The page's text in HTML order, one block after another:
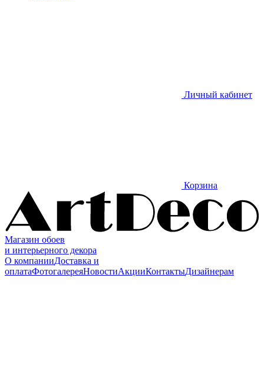
Личный кабинет
Корзина
Магазин обоев
и интерьерного декора
О компанииДоставка и
оплатаФотогалереяНовостиАкцииКонтактыДизайнерам